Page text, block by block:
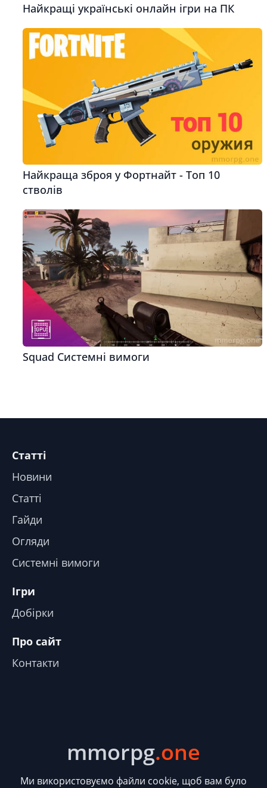
Найкращі українські онлайн ігри на ПК
Найкраща зброя у Фортнайт - Топ 10
стволів
Squad Системні вимоги
Статті
Новини
Статті
Гайди
Огляди
Системні вимоги
Ігри
Добірки
Про сайт
Контакти
mmorpg.one
Ми використовуємо файли cookie, щоб вам було